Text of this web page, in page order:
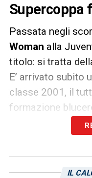
Supercoppa
Passata negli
Woman alla
titolo: si tratta
E’ arrivato subito
classe 2001, il
formazione
giocatrice di
conquistato la
IL